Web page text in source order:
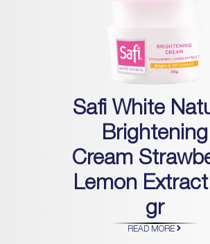
Safi White
Brightening
Cream
Lemon
gr
READ MORE